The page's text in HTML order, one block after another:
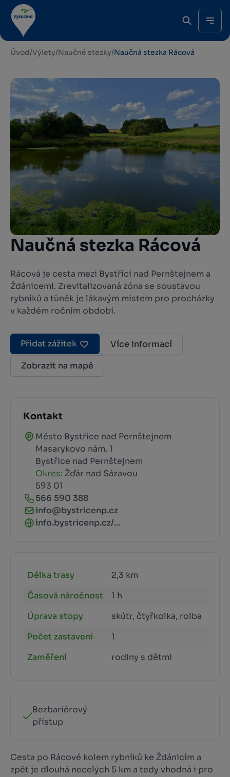
Úvod/Výlety/Naučné stezky/Naučná stezka Rácová
Naučná stezka Rácová
Rácová je cesta mezi Bystřící nad Pernštejnem a
Ždánicemi. Zrevitalizovaná zóna se soustavou
rybníků a tůněk je lákavým místem pro procházky
v každém ročním období.
Přidat zážitek
Více informací
Zobrazit na mapě
Kontakt
Město Bystřice nad Pernštejnem
Masarykovo nám. 1
Bystřice nad Pernštejnem
Okres: Žďár nad Sázavou
593 01
566 590 388
info@bystricenp.cz
info.bystricenp.cz/...
Délka trasy
2,3 km
Časová náročnost
1 h
Úprava stopy
skútr, čtyřkolka, rolba
Počet zastavení
1
Zaměření
rodiny s dětmi
Bezbariérový
přístup
Cesta po Rácové kolem rybníků ke Ždánicím a
zpět je dlouhá necelých 5 km a tedy vhodná i pro